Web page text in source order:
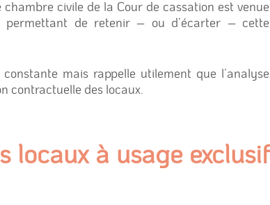
civile de la Cour de cassation est venue
permettant de retenir – ou d’écarter – cette
mais rappelle utilement que l’analyse
contractuelle des locaux.
locaux à usage exclusif